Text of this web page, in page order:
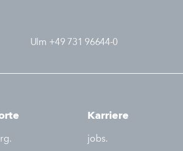
Ulm +49 731 96644-0
Karriere
jobs.